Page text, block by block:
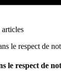
articles
le respect de